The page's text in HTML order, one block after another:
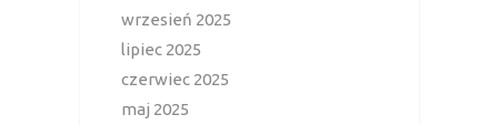
wrzesień 2025
lipiec 2025
czerwiec 2025
maj 2025